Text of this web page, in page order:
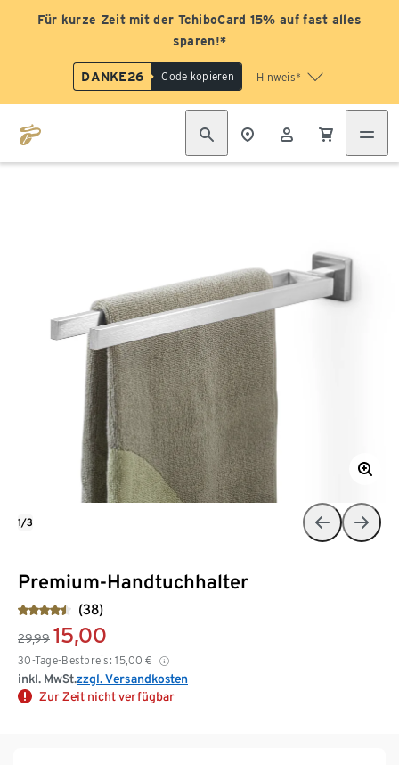
Für kurze Zeit mit der TchiboCard 15% auf fast alles
sparen!*
DANKE26 Code kopieren Hinweis*
Premium-Handtuchhalter
(38)
29,99 15,00
30-Tage-Bestpreis: 15,00 €
inkl. MwSt.zzgl. Versandkosten
Zur Zeit nicht verfügbar
1/3